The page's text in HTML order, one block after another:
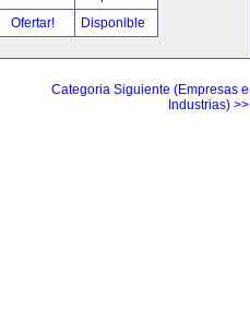
Ofertar! Disponible
Categoria Siguiente (Empresas e
Industrias) >>